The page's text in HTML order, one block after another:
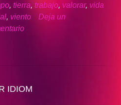
, tierra, trabajo, valorar, vida
, viento
Deja un
IDIOM